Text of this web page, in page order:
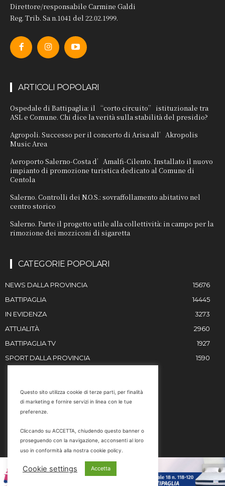
Direttore/responsabile Carmine Galdi
Reg. Trib. Sa n.1041 del 22.02.1999.
ARTICOLI POPOLARI
Ospedale di Battipaglia: il “corto circuito” istituzionale tra
ASL e Comune. Chi dice la verità sulla stabilità del presidio?
Agropoli. Successo per il concerto di Arisa all’Akropolis
Music Area
Aeroporto Salerno-Costa d’Amalfi-Cilento. Installato il nuovo
impianto di promozione turistica dedicato al Comune di
Centola
Salerno. Controlli dei N.O.S.: sovraffollamento abitativo nel
centro storico
Salerno. Parte il progetto utile alla collettività: in campo per la
rimozione dei mozziconi di sigaretta
CATEGORIE POPOLARI
NEWS DALLA PROVINCIA
15676
BATTIPAGLIA
14445
IN EVIDENZA
3273
ATTUALITÀ
2960
BATTIPAGLIA TV
1927
SPORT DALLA PROVINCIA
1590
Email
marketing@battipaglia1929.it
carminegaldi@virgilio.it
Questo sito utilizza cookie di terze parti, per finalità
di marketing e fornire servizi in linea con le tue
preferenze.
Cliccando su ACCETTA, chiudendo questo banner o
proseguendo con la navigazione, acconsenti al loro
uso in conformità alla nostra cookie policy.
Cookie settings Accetta